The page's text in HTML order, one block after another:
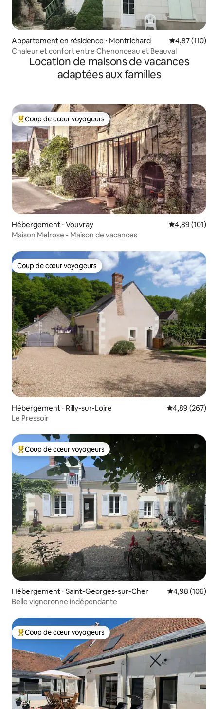
Appartement en résidence ⋅ Montrichard Évaluation
4,87 (110)
Chaleur et confort entre Chenonceau et Beauval
Location de maisons de vacances
adaptées aux familles
Coups de cœur voyageurs les plus appréciés
Coup de cœur voyageurs
Hébergement ⋅ Vouvray Évaluation
4,89 (101)
Maison Melrose - Maison de vacances
Coup de cœur voyageurs
Coup de cœur voyageurs
Hébergement ⋅ Rilly-sur-Loire Évaluation
4,89 (267)
Le Pressoir
Coups de cœur voyageurs les plus appréciés
Coup de cœur voyageurs
Hébergement ⋅ Saint-Georges-sur-Cher Évaluation
4,98 (106)
Belle vigneronne indépendante
Coups de cœur voyageurs les plus appréciés
Coup de cœur voyageurs